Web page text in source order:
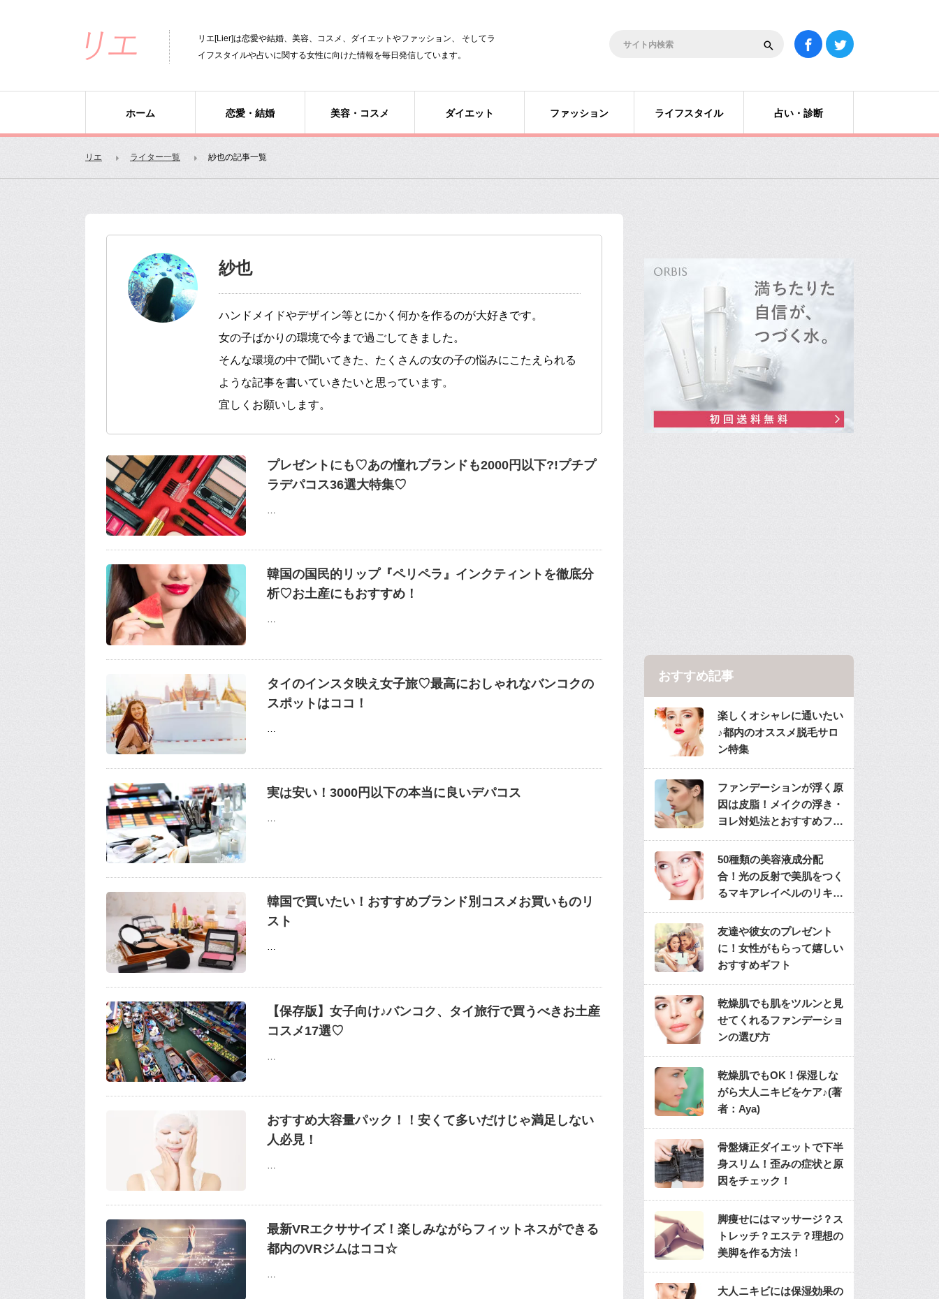
リエ[Lier]は恋愛や結婚、美容、コスメ、ダイエットやファッション、 そしてラ
イフスタイルや占いに関する女性に向けた情報を毎日発信しています。
ホーム 恋愛・結婚 美容・コスメ ダイエット ファッション ライフスタイル 占い・診断
リエ ライター一覧 紗也の記事一覧
紗也
ハンドメイドやデザイン等とにかく何かを作るのが大好きです。
女の子ばかりの環境で今まで過ごしてきました。
そんな環境の中で聞いてきた、たくさんの女の子の悩みにこたえられる
ような記事を書いていきたいと思っています。
宜しくお願いします。
プレゼントにも♡あの憧れブランドも2000円以下?!プチプ
ラデパコス36選大特集♡
…
韓国の国民的リップ『ペリペラ』インクティントを徹底分
析♡お土産にもおすすめ！
…
タイのインスタ映え女子旅♡最高におしゃれなバンコクの
スポットはココ！
実は安い！3000円以下の本当に良いデパコス
韓国で買いたい！おすすめブランド別コスメお買いものリ
スト
…
【保存版】女子向け♪バンコク、タイ旅行で買うべきお土産
コスメ17選♡
おすすめ大容量パック！！安くて多いだけじゃ満足しない
人必見！
最新VRエクササイズ！楽しみながらフィットネスができる
都内のVRジムはココ☆
…
おすすめ記事
楽しくオシャレに通いたい
♪都内のオススメ脱毛サロ
ン特集
ファンデーションが浮く原
因は皮脂！メイクの浮き・
ヨレ対処法とおすすめファ
ンデ
50種類の美容液成分配
合！光の反射で美肌をつく
るマキアレイベルのリキッ
ドファンデ
友達や彼女のプレゼント
に！女性がもらって嬉しい
おすすめギフト
乾燥肌でも肌をツルンと見
せてくれるファンデーショ
ンの選び方
乾燥肌でもOK！保湿しな
がら大人ニキビをケア♪(著
者：Aya)
骨盤矯正ダイエットで下半
身スリム！歪みの症状と原
因をチェック！
脚痩せにはマッサージ？ス
トレッチ？エステ？理想の
美脚を作る方法！
大人ニキビには保湿効果の